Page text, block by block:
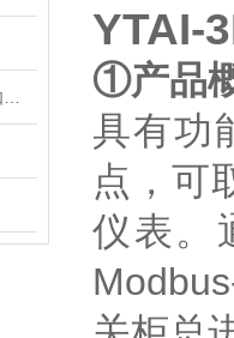
YTAI-
①产品
具有功
点，可
仪表。